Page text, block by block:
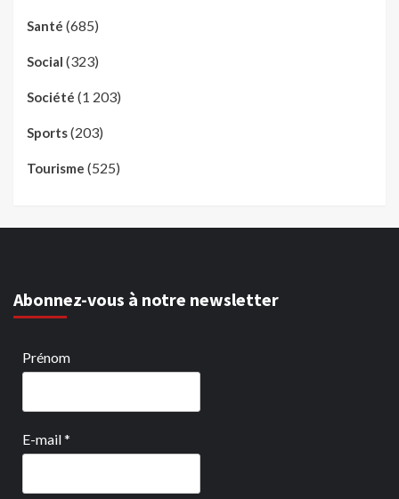
Santé (685)
Social (323)
Société (1 203)
Sports(203)
Tourisme (525)
Abonnez-vous à notre newsletter
Prénom
E-mail*